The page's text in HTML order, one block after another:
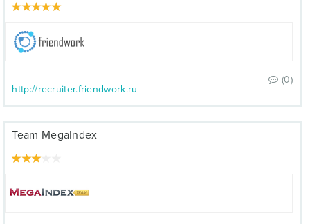
(0)
http://recruiter.friendwork.ru
Team MegaIndex